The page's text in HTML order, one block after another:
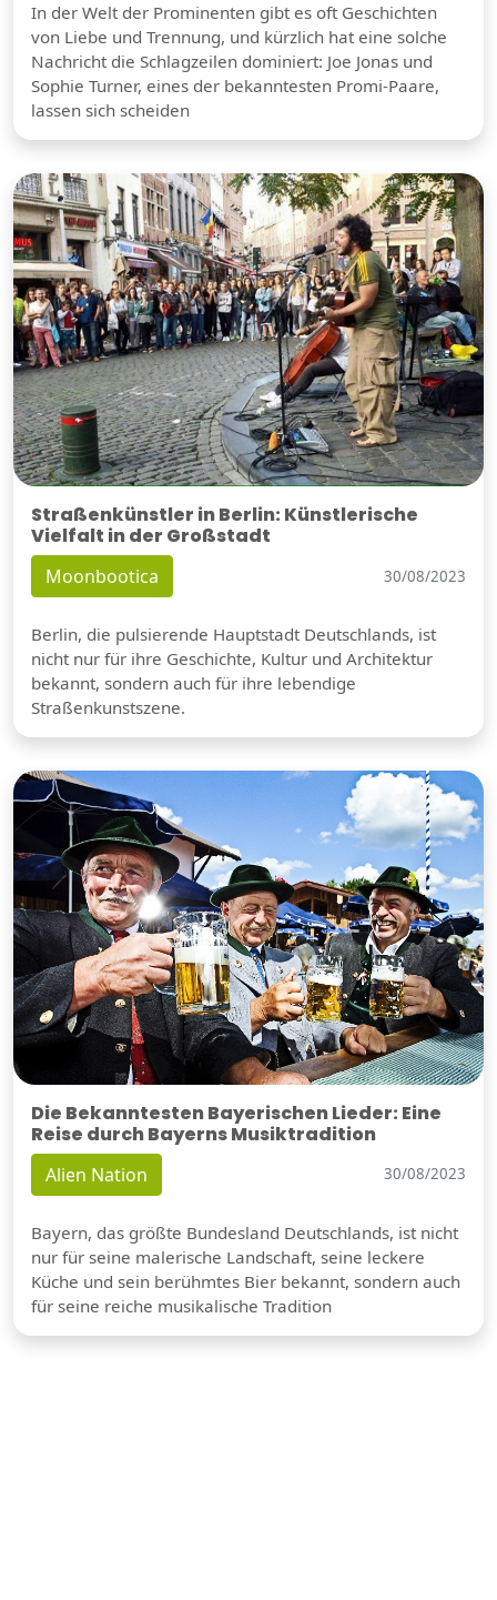
In der Welt der Prominenten gibt es oft Geschichten
von Liebe und Trennung, und kürzlich hat eine solche
Nachricht die Schlagzeilen dominiert: Joe Jonas und
Sophie Turner, eines der bekanntesten Promi-Paare,
lassen sich scheiden
Straßenkünstler in Berlin: Künstlerische
Vielfalt in der Großstadt
Moonbootica 30/08/2023
Berlin, die pulsierende Hauptstadt Deutschlands, ist
nicht nur für ihre Geschichte, Kultur und Architektur
bekannt, sondern auch für ihre lebendige
Straßenkunstszene.
Die Bekanntesten Bayerischen Lieder: Eine
Reise durch Bayerns Musiktradition
Alien Nation 30/08/2023
Bayern, das größte Bundesland Deutschlands, ist nicht
nur für seine malerische Landschaft, seine leckere
Küche und sein berühmtes Bier bekannt, sondern auch
für seine reiche musikalische Tradition